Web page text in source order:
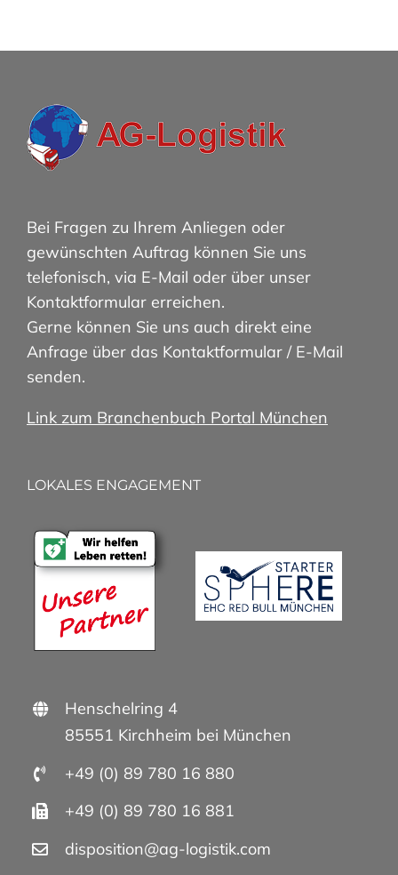
Bei Fragen zu Ihrem Anliegen oder
gewünschten Auftrag können Sie uns
telefonisch, via E-Mail oder über unser
Kontaktformular erreichen.
Gerne können Sie uns auch direkt eine
Anfrage über das Kontaktformular / E-Mail
senden.
Link zum Branchenbuch Portal München
LOKALES ENGAGEMENT
Henschelring 4
85551 Kirchheim bei München
+49 (0) 89 780 16 880
+49 (0) 89 780 16 881
disposition@ag-logistik.com